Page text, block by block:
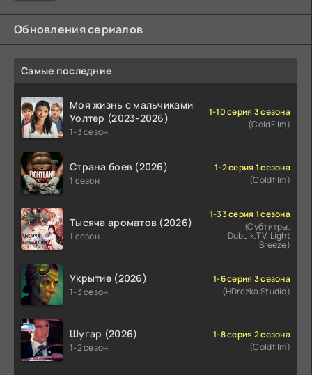
Обновления сериалов
Самые последние
Моя жизнь с мальчиками
Уолтер (2023-2026)
1-3 сезон
1-10 серия 3 сезона
(ColdFilm)
Страна боев (2026)
1 сезон
1-2 серия 1 сезона
(Coldfilm)
Тысяча ароматов (2026)
1 сезон
1-33 серия 1 сезона
(Субтитры,
DubLik.TV, Light
Breeze)
Укрытие (2026)
1-3 сезон
1-6 серия 3 сезона
(HDrezka Studio)
Шугар (2026)
1-2 сезон
1-8 серия 2 сезона
(Coldfilm)